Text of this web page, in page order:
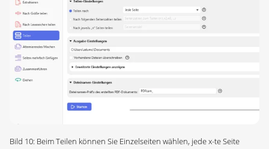
Bild 10: Beim Teilen können Sie Einzelseiten wählen, jede x-te Seite